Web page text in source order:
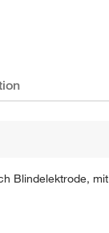
Blindelektrode,